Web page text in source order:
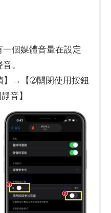
個媒體音量在設定
。
】→【➁關閉使用按鈕
音】